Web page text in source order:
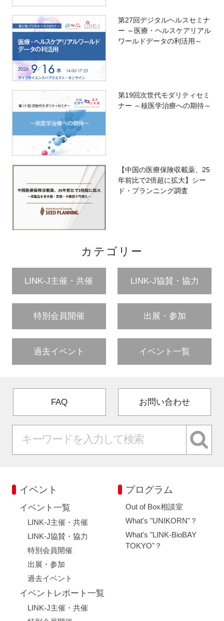
第27回デジタルヘルスセミナ
ー ～医療・ヘルスケアリアル
ワールドデータの利活用～
第19回次世代モダリティセミ
ナー ～核医学治療への期待～
【中国の医療保険収載薬、25
年前比で2倍超に拡大】シー
ド・プランニング調査
カテゴリー
LINK-J主催・共催 LINK-J協賛・協力
特別会員開催 出展・参加
過去イベント イベント一覧
FAQ お問い合わせ
イベント
イベント一覧
LINK-J主催・共催
LINK-J協賛・協力
特別会員開催
出展・参加
過去イベント
イベントレポート一覧
LINK-J主催・共催
プログラム
Out of Box相談室
What's "UNIKORN"？
What's "LINK-BioBAY
TOKYO"？